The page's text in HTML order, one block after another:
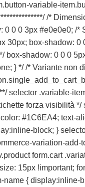
variable-
/*
0 0 3px #e0e0e0; /
box-shadow:
shadow: 0 0 0
} */ /* Variante non
selector .variable-
forza visibilità
#1C6EA4; text-
block; }
variation-
form.cart
15px !important;
{